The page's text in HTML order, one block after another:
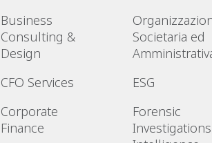
Business
Consulting &
Design
CFO Services
Corporate
Finance
Societaria ed
ESG
Forensic